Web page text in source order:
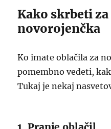
Kako skrbeti
novorojenčka
Ko imate oblačila za
pomembno vedeti,
Tukaj je nekaj